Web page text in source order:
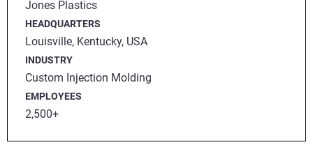
Jones Plastics
HEADQUARTERS
Louisville, Kentucky, USA
INDUSTRY
Custom Injection Molding
EMPLOYEES
2,500+